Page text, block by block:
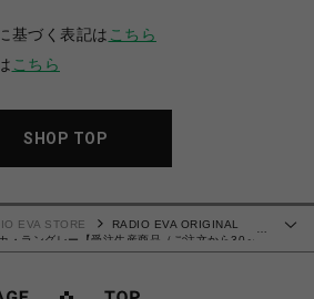
基づく表記は こちら
こちら
SHOP TOP
EVA STORE
RADIO EVA ORIGINAL
ラングレー【受注生産商品（ご注文から30～